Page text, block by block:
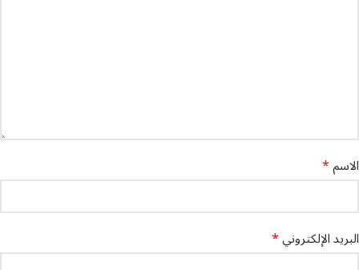
الاسم*
البريد الإلكتروني*